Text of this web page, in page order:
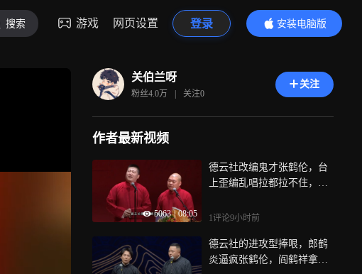
搜索 游戏 网页设置 登录
安装电脑版
内容更精彩
关伯兰呀
粉丝4.0万 | 关注0
关注
作者最新视频
5063 | 08:05
德云社改编鬼才张鹤伦，台
上歪编乱唱拉都拉不住，郭
1评论9小时前
德云社的进攻型捧哏，郎鹤
炎逼疯张鹤伦，阎鹤祥拿捏